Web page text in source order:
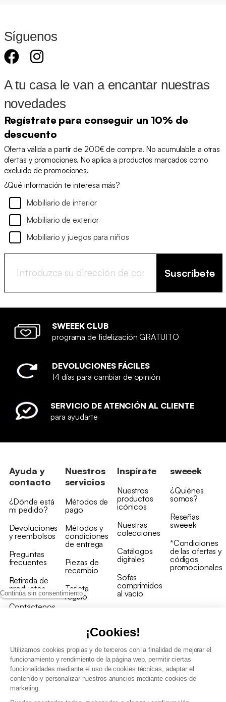
Continúa sin consentimiento
¡Cookies!
Utilizamos cookies propias y de terceros con la finalidad de mejorar el
funcionamiento y rendimiento de la página web, permitir ciertas
funcionalidades mediante el uso de cookies técnicas, adaptar el
contenido y personalizar nuestros anuncios mediante cookies de
marketing.
Síguenos
A tu casa le van a encantar nuestras
novedades
Regístrate para conseguir un 10% de
descuento
Oferta válida a partir de 200€ de compra. No acumulable a otras
ofertas y promociones. No aplica a productos marcados como
excluido de promociones.
¿Qué información te interesa más?
Mobiliario de interior
Mobiliario de exterior
Mobiliario y juegos para niños
Suscríbete
SWEEEK CLUB
programa de fidelización GRATUITO
DEVOLUCIONES FÁCILES
14 días para cambiar de opinión
SERVICIO DE ATENCIÓN AL CLIENTE
para ayudarte
Ayuda y
contacto
¿Dónde está
mi pedido?
Devoluciones
y reembolsos
Preguntas
frecuentes
Retirada de
productos
Contáctenos
Nuestros
servicios
Métodos de
pago
Métodos y
condiciones
de entrega
Piezas de
recambio
Tarjeta
regalo
Inspírate
Nuestros
productos
icónicos
Nuestras
colecciones
Catálogos
digitales
Sofás
comprimidos
al vacío
sweeek
¿Quiénes
somos?
Reseñas
sweeek
*Condiciones
de las ofertas y
códigos
promocionales